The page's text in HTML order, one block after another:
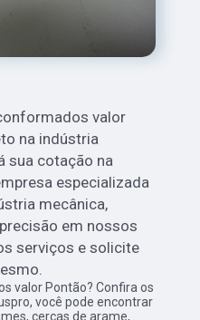
valor
na indústria
sua cotação na
especializada
mecânica,
em nossos
serviços e solicite
valor Pontão? Confira os
você pode encontrar
cercas de arame,